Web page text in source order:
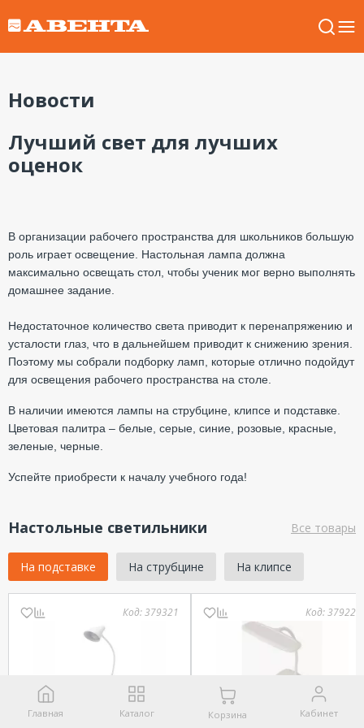
Новости
Лучший свет для лучших
оценок
В организации рабочего пространства для школьников большую
роль играет освещение. Настольная лампа должна
максимально освещать стол, чтобы ученик мог верно выполнять
домашнее задание.
Недостаточное количество света приводит к перенапряжению и
усталости глаз, что в дальнейшем приводит к снижению зрения.
Поэтому мы собрали подборку ламп, которые отлично подойдут
для освещения рабочего пространства на столе.
В наличии имеются лампы на струбцине, клипсе и подставке.
Цветовая палитра – белые, серые, синие, розовые, красные,
зеленые, черные.
Успейте приобрести к началу учебного года!
Настольные светильники Все товары
На подставке На струбцине На клипсе
Код:379321 Код:379221
Главная Каталог Корзина Кабинет